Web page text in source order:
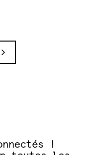
articles
!